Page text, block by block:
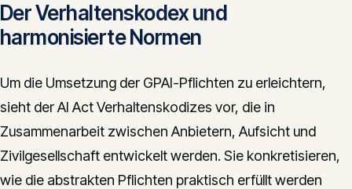
Der Verhaltenskodex und
harmonisierte Normen
Um die Umsetzung der GPAI-Pflichten zu erleichtern,
sieht der AI Act Verhaltenskodizes vor, die in
Zusammenarbeit zwischen Anbietern, Aufsicht und
Zivilgesellschaft entwickelt werden. Sie konkretisieren,
wie die abstrakten Pflichten praktisch erfüllt werden